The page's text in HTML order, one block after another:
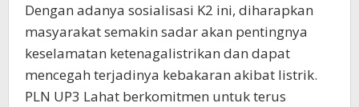
Dengan adanya sosialisasi K2 ini, diharapkan
masyarakat semakin sadar akan pentingnya
keselamatan ketenagalistrikan dan dapat
mencegah terjadinya kebakaran akibat listrik.
PLN UP3 Lahat berkomitmen untuk terus